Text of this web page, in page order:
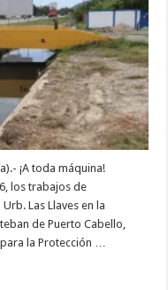
¡A toda máquina!
los trabajos de
Las Llaves en la
de Puerto Cabello,
la Protección …